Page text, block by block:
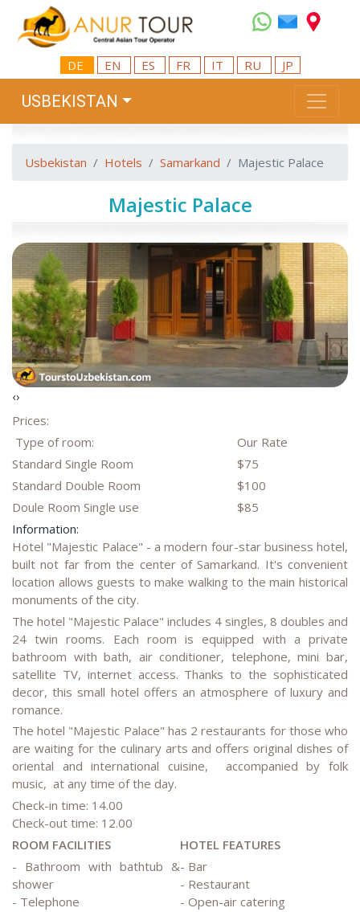
DE EN ES FR IT RU JP
USBEKISTAN
Usbekistan Hotels Samarkand Majestic Palace
Majestic Palace
‹›
Prices:
Type of room:
Our Rate
Standard Single Room
$75
Standard Double Room
$100
Doule Room Single use
$85
Information:
Hotel "Majestic Palace" - a modern four-star business hotel,
built not far from the center of Samarkand. It's convenient
location allows guests to make walking to the main historical
monuments of the city.
The hotel "Majestic Palace" includes 4 singles, 8 doubles and
24 twin rooms. Each room is equipped with a private
bathroom with bath, air conditioner, telephone, mini bar,
satellite TV, internet access. Thanks to the sophisticated
decor, this small hotel offers an atmosphere of luxury and
romance.
The hotel "Majestic Palace" has 2 restaurants for those who
are waiting for the culinary arts and offers original dishes of
oriental and international cuisine, accompanied by folk
music, at any time of the day.
Check-in time: 14.00
Check-out time: 12.00
ROOM FACILITIES
HOTEL FEATURES
- Bathroom with bathtub &
shower
- Telephone
- Bar
- Restaurant
- Open-air catering